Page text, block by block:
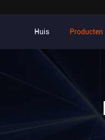
Huis Producten